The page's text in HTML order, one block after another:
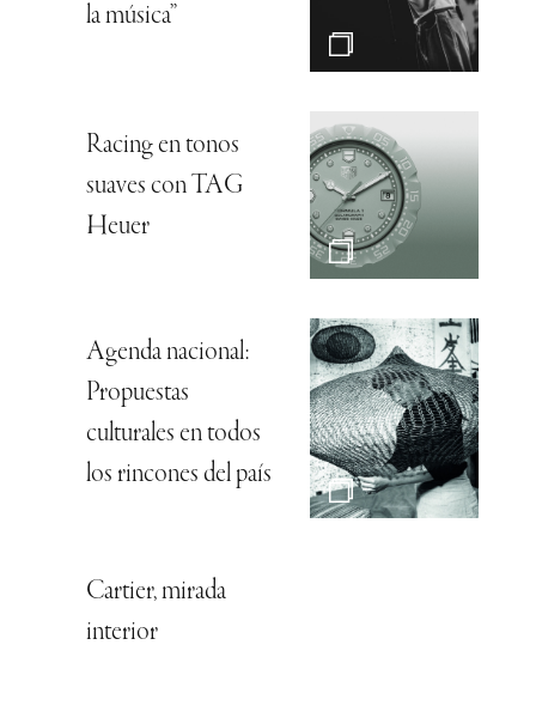
la música”
Racing en tonos
suaves con TAG
Heuer
Agenda nacional:
Propuestas
culturales en todos
los rincones del país
Cartier, mirada
interior